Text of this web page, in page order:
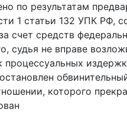
по результатам
1 статьи 132 УПК РФ,
счет средств
судья не вправе
процессуальных
которого